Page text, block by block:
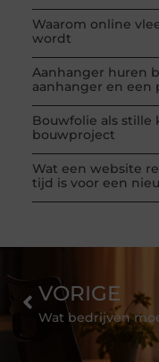
Waarom online
wordt
Aanhanger huren
aanhanger en een
Bouwfolie als stille
bouwproject
Wat een website
tijd is voor een
VORIGE